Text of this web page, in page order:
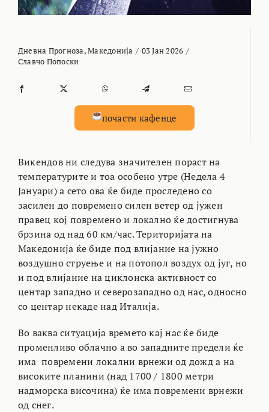
Дневна Прогноза,Македонија / 03 Јан 2026 /
Славчо Попоски
почасти кафенце
Викендов ни следува значителен пораст на
температурите и тоа особено утре (Недела 4
Јануари) а сето ова ќе биде проследено со
засилен до повремено силен ветер од јужен
правец кој повремено и локално ќе достигнува
брзина од над 60 км/час. Територијата на
Македонија ќе биде под влијание на јужно
воздушно струење и на потопол воздух од југ, но
и под влијание на циклонска активност со
центар западно и северозападно од нас, односно
со центар некаде над Италија.
Во ваква ситуација времето кај нас ќе биде
променливо облачно а во западните предели ќе
има повремени локални врнежи од дожд а на
високите планини (над 1700 / 1800 метри
надморска височина) ќе има повремени врнежи
од снег.